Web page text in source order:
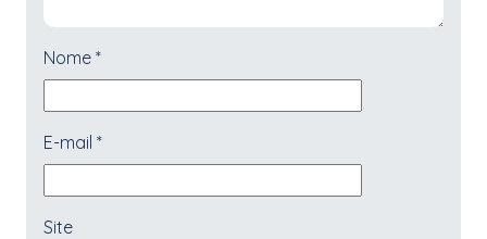
Nome *
E-mail *
Site